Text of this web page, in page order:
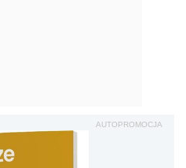
AUTOPROMOCJA